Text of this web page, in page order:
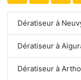
Dératiseur à
Dératiseur à
Dératiseur à